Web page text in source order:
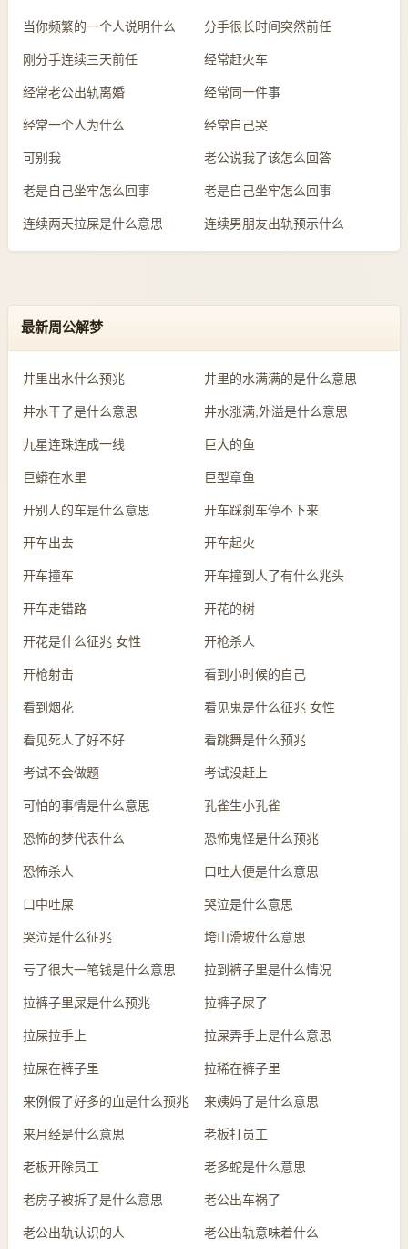
当你频繁的一个人说明什么 分手很长时间突然前任
刚分手连续三天前任 经常赶火车
经常老公出轨离婚 经常同一件事
经常一个人为什么 经常自己哭
可别我 老公说我了该怎么回答
老是自己坐牢怎么回事 老是自己坐牢怎么回事
连续两天拉屎是什么意思 连续男朋友出轨预示什么
最新周公解梦
井里出水什么预兆 井里的水满满的是什么意思
井水干了是什么意思 井水涨满,外溢是什么意思
九星连珠连成一线 巨大的鱼
巨蟒在水里 巨型章鱼
开别人的车是什么意思 开车踩刹车停不下来
开车出去 开车起火
开车撞车 开车撞到人了有什么兆头
开车走错路 开花的树
开花是什么征兆 女性 开枪杀人
开枪射击 看到小时候的自己
看到烟花 看见鬼是什么征兆 女性
看见死人了好不好 看跳舞是什么预兆
考试不会做题 考试没赶上
可怕的事情是什么意思 孔雀生小孔雀
恐怖的梦代表什么 恐怖鬼怪是什么预兆
恐怖杀人 口吐大便是什么意思
口中吐屎 哭泣是什么意思
哭泣是什么征兆 垮山滑坡什么意思
亏了很大一笔钱是什么意思 拉到裤子里是什么情况
拉裤子里屎是什么预兆 拉裤子屎了
拉屎拉手上 拉屎弄手上是什么意思
拉屎在裤子里 拉稀在裤子里
来例假了好多的血是什么预兆 来姨妈了是什么意思
来月经是什么意思 老板打员工
老板开除员工 老多蛇是什么意思
老房子被拆了是什么意思 老公出车祸了
老公出轨认识的人 老公出轨意味着什么